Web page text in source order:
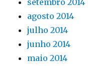
setembro 2014
agosto 2014
julho 2014
junho 2014
maio 2014